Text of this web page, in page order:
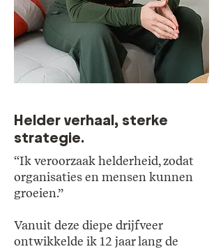
Helder verhaal, sterke
strategie.
“Ik veroorzaak helderheid, zodat
organisaties en mensen kunnen
groeien.”
Vanuit deze diepe drijfveer
ontwikkelde ik 12 jaar lang de